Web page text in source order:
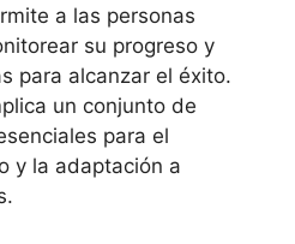
a las personas
su progreso y
para alcanzar el éxito.
un conjunto de
para el
y la adaptación a